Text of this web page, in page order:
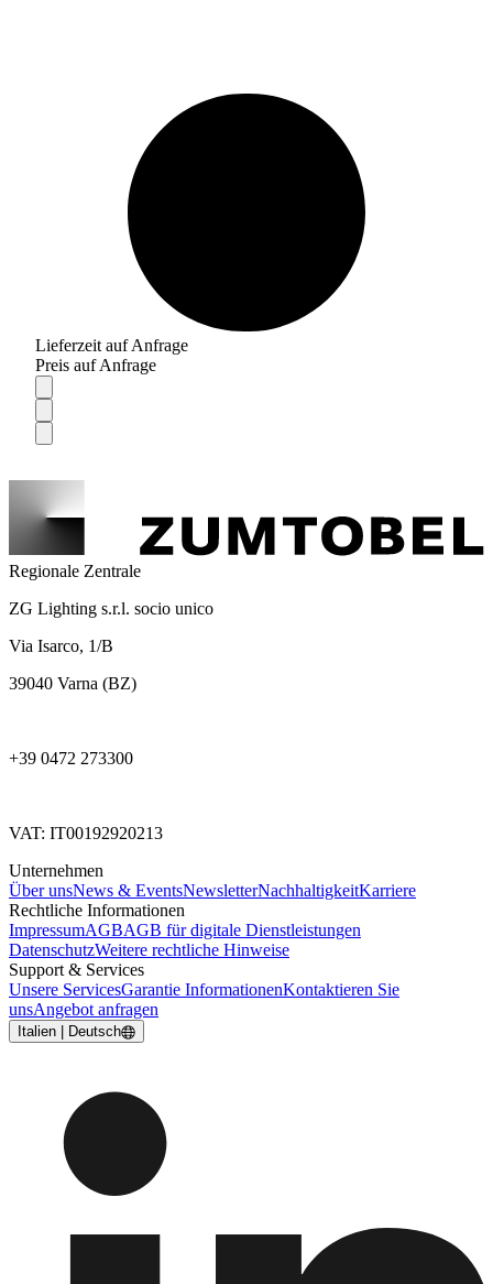
Lieferzeit auf Anfrage
Preis auf Anfrage
Regionale Zentrale
ZG Lighting s.r.l. socio unico
Via Isarco, 1/B
39040 Varna (BZ)
+39 0472 273300
VAT: IT00192920213
Unternehmen
Über unsNews & EventsNewsletterNachhaltigkeitKarriere
Rechtliche Informationen
ImpressumAGBAGB für digitale Dienstleistungen
DatenschutzWeitere rechtliche Hinweise
Support & Services
Unsere ServicesGarantie InformationenKontaktieren Sie
unsAngebot anfragen
Italien | Deutsch